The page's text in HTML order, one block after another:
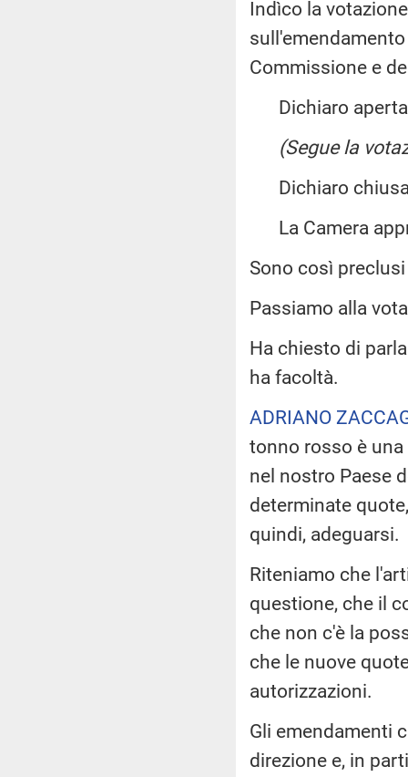
Indìco la
Commissione e
Dichiaro aperta
(Segue la
Dichiaro chiusa
La Camera
Sono così
Passiamo alla
Ha chiesto di
ha facoltà.
ADRIANO
tonno rosso è
nel nostro Paese
determinate
quindi, adeguarsi.
Riteniamo che
questione, che il
che non c'è la
che le nuove
autorizzazioni.
Gli emendamenti
direzione e, in